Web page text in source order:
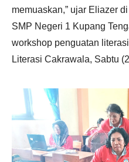
memuaskan,” ujar Eliazer
SMP Negeri 1 Kupang
workshop penguatan
Literasi Cakrawala, Sabtu